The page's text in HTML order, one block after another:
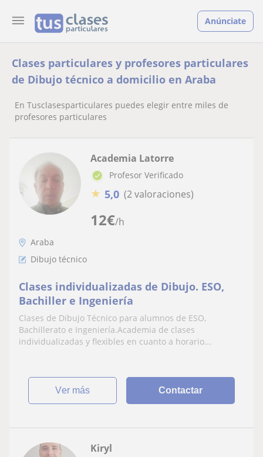
Anúnciate
Clases particulares y profesores particulares
de Dibujo técnico a domicilio en Araba
En Tusclasesparticulares puedes elegir entre miles de
profesores particulares
12€/h
Academia Latorre
Profesor Verificado
★ 5,0 (2 valoraciones)
Araba
Dibujo técnico
Clases individualizadas de Dibujo. ESO,
Bachiller e Ingeniería
Clases de Dibujo Técnico para alumnos de ESO,
Bachillerato e Ingeniería.Academia de clases
individualizadas y flexibles en cuanto a horario...
ver más Contactar
Kiryl